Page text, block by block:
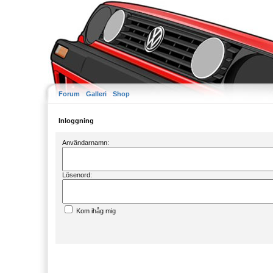
Forum Galleri Shop
Inloggning
Användarnamn:
Lösenord:
Kom ihåg mig